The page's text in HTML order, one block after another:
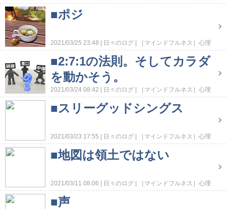
グ
■ポジ
2021/03/25 23:48 日々のログ
［マインドフルネス］心理
学・コーチング
■2:7:1の法則。そしてカラダ
を動かそう。
2021/03/24 08:42 日々のログ
［マインドフルネス］心理
学・コーチング
■スリーグッドシングス
2021/03/23 17:55 日々のログ
［マインドフルネス］心理
学・コーチング
■地図は領土ではない
2021/03/11 08:06 日々のログ
［マインドフルネス］心理
学・コーチング
■声